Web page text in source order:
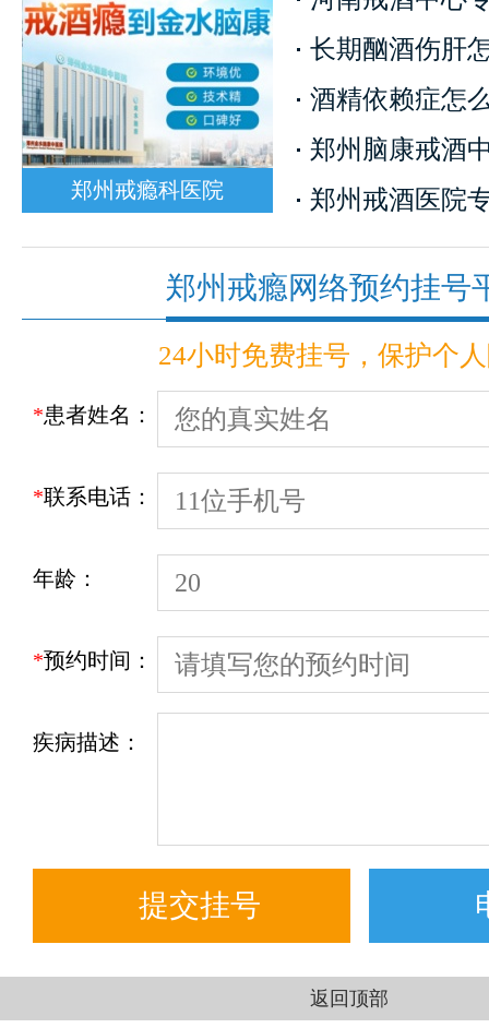
郑州戒瘾科医院
长期酗酒伤肝
酒精依赖症怎
郑州脑康戒酒
郑州戒酒医院
郑州戒瘾网络预约挂号
24小时免费挂号，保护个
*患者姓名：
*联系电话：
年龄：
*预约时间：
疾病描述：
返回顶部